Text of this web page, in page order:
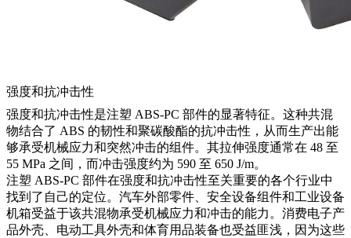
强度和抗冲击性
强度和抗冲击性是注塑 ABS-PC 部件的显著特征。这种共混
物结合了 ABS 的韧性和聚碳酸酯的抗冲击性，从而生产出能
够承受机械应力和突然冲击的组件。其拉伸强度通常在 48 至
55 MPa 之间，而冲击强度约为 590 至 650 J/m。
注塑 ABS-PC 部件在强度和抗冲击性至关重要的各个行业中
找到了自己的定位。汽车外部零件、安全设备组件和工业设备
机箱受益于该共混物承受机械应力和冲击的能力。消费电子产
品外壳、电动工具外壳和体育用品装备也受益匪浅，因为这些